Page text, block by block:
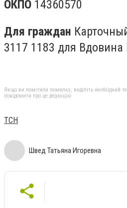
ОКПО 14360570
Для граждан
3117 1183 для Вдовина
Якщо ви помітили помилку, виділіть необхідний
повідомити про це редакцію
ТСН
Швед Татьяна Игоревна